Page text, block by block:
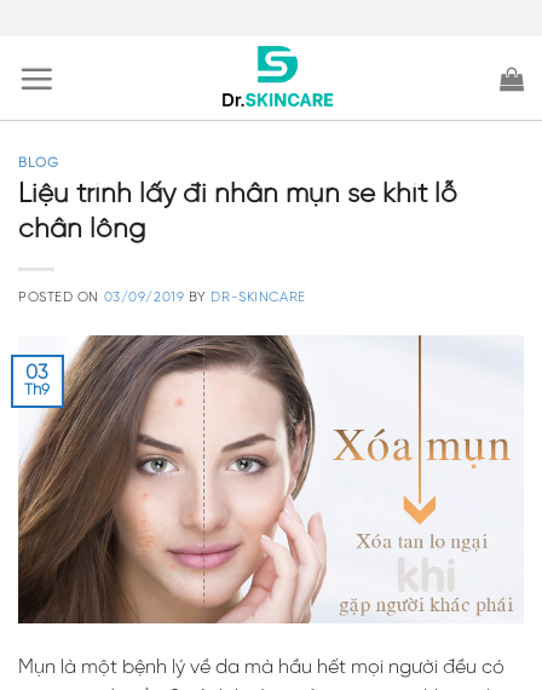
content
BLOG
Liệu trình lấy đi nhân mụn se khít lỗ
chân lông
POSTED ON 03/09/2019 BY DR-SKINCARE
03
Th9
Mụn là một bệnh lý về da mà hầu hết mọi người đều có